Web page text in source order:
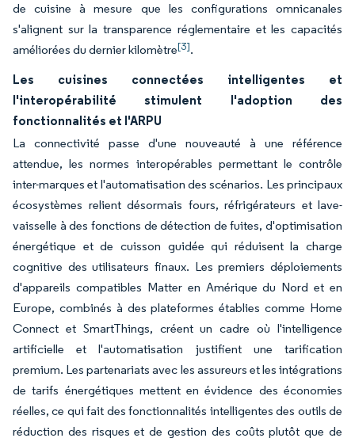
de cuisine à mesure que les configurations omnicanales
s'alignent sur la transparence réglementaire et les capacités
améliorées du dernier kilomètre[3].
Les cuisines connectées intelligentes et
l'interopérabilité stimulent l'adoption des
fonctionnalités et l'ARPU
La connectivité passe d'une nouveauté à une référence
attendue, les normes interopérables permettant le contrôle
inter-marques et l'automatisation des scénarios. Les principaux
écosystèmes relient désormais fours, réfrigérateurs et lave-
vaisselle à des fonctions de détection de fuites, d'optimisation
énergétique et de cuisson guidée qui réduisent la charge
cognitive des utilisateurs finaux. Les premiers déploiements
d'appareils compatibles Matter en Amérique du Nord et en
Europe, combinés à des plateformes établies comme Home
Connect et SmartThings, créent un cadre où l'intelligence
artificielle et l'automatisation justifient une tarification
premium. Les partenariats avec les assureurs et les intégrations
de tarifs énergétiques mettent en évidence des économies
réelles, ce qui fait des fonctionnalités intelligentes des outils de
réduction des risques et de gestion des coûts plutôt que de